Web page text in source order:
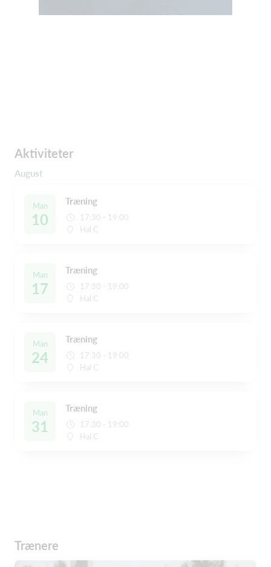
Aktiviteter
August
Man
10
Træning
17:30 - 19:00
Hal C
Man
17
Træning
17:30 - 19:00
Hal C
Man
24
Træning
17:30 - 19:00
Hal C
Man
31
Træning
17:30 - 19:00
Hal C
Trænere